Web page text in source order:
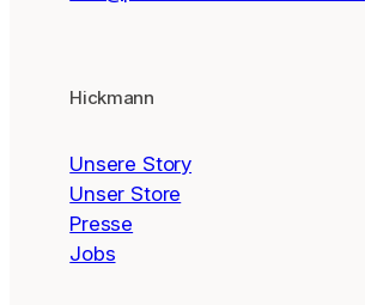
Hickmann
Unsere Story
Unser Store
Presse
Jobs